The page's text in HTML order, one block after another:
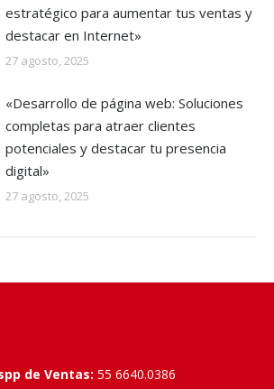
estratégico para aumentar tus ventas y
destacar en Internet»
27 agosto, 2025
«Desarrollo de página web: Soluciones
completas para atraer clientes
potenciales y destacar tu presencia
digital»
27 agosto, 2025
de Ventas: 55 6640.0386